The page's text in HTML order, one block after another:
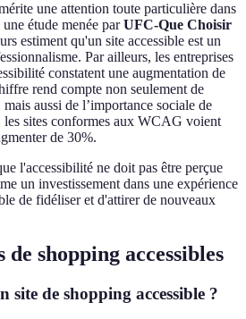
une attention toute particulière dans
étude menée parUFC-Que Choisir
estiment qu'un site accessible est un
Par ailleurs, les entreprises
constatent une augmentation de
rend compte non seulement de
aussi de l’importance sociale de
les sites conformes aux WCAG voient
de 30%.
l'accessibilité ne doit pas être perçue
un investissement dans une expérience
de fidéliser et d'attirer de nouveaux
de shopping accessibles
site de shopping accessible ?